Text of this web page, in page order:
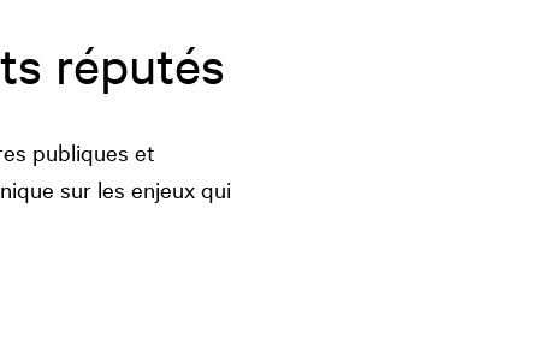
réputés
publiques et
sur les enjeux qui